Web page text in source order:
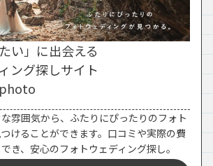
い」に出会える
ング探しサイト
雰囲気から、ふたりにぴったりのフォト
けることができます。口コミや実際の費
き、安心のフォトウェディング探し。